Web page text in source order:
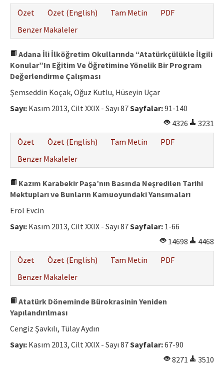
Özet
Özet (English) Tam Metin
PDF
Benzer Makaleler
Adana İli İlköğretim Okullarında “Atatürkçülükle İlgili
Konular”In Eğitim Ve Öğretimine Yönelik Bir Program
Değerlendirme Çalışması
Şemseddin Koçak, Oğuz Kutlu, Hüseyin Uçar
Sayı: Kasım 2013, Cilt XXIX - Sayı 87Sayfalar:91-140
4326
3231
Özet
Özet (English) Tam Metin
PDF
Benzer Makaleler
Kazım Karabekir Paşa’nın Basında Neşredilen Tarihi
Mektupları ve Bunların Kamuoyundaki Yansımaları
Erol Evcin
Sayı: Kasım 2013, Cilt XXIX - Sayı 87Sayfalar: 1-66
14698
4468
Özet
Özet (English) Tam Metin
PDF
Benzer Makaleler
Atatürk Döneminde Bürokrasinin Yeniden
Yapılandırılması
Cengiz Şavkılı, Tülay Aydın
Sayı: Kasım 2013, Cilt XXIX - Sayı 87Sayfalar:67-90
8271
3510